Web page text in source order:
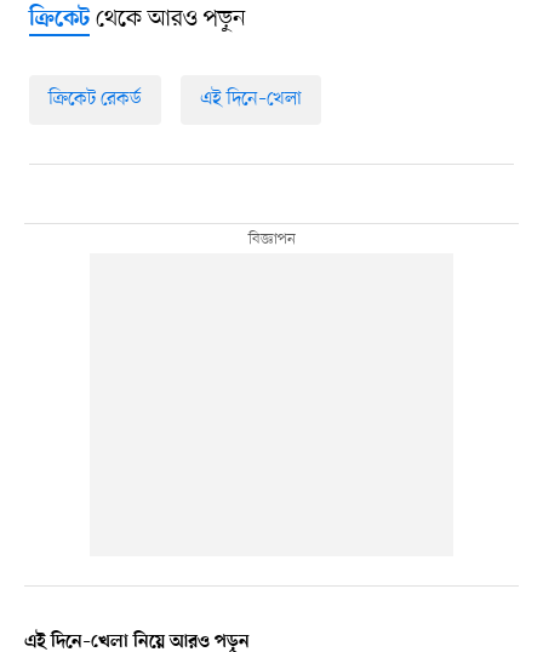
ক্রিকেটথেকে আরও পড়ুন
ক্রিকেট রেকর্ড এই দিনে–খেলা
এই দিনে–খেলা নিয়ে আরও পড়ুন